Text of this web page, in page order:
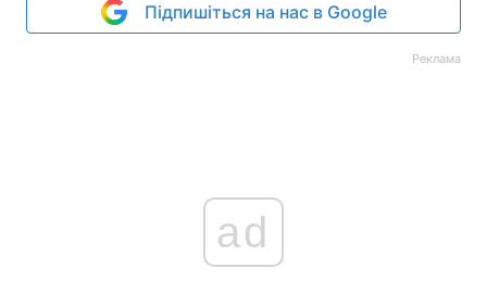
Підпишіться на нас в Google
Реклама
ad